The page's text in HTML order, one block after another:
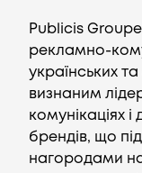
Publicis
рекламно-
українських
визнаним
комунікаціях
брендів, що
нагородами